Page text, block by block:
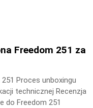
Freedom 251 za
Proces unboxingu
technicznej Recenzja
do Freedom 251